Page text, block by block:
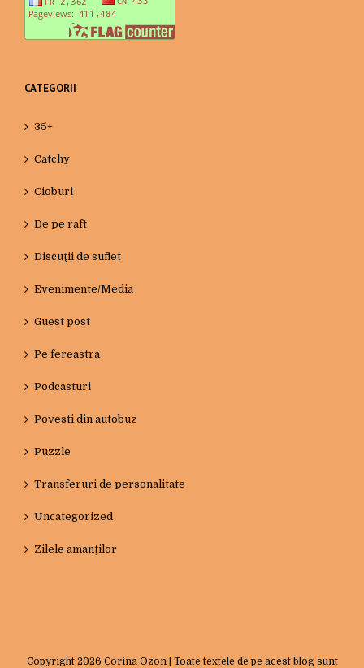
CATEGORII
35+
Catchy
Cioburi
De pe raft
Discuţii de suflet
Evenimente/Media
Guest post
Pe fereastra
Podcasturi
Povesti din autobuz
Puzzle
Transferuri de personalitate
Uncategorized
Zilele amanţilor
Copyright 2026 Corina Ozon | Toate textele de pe acest blog sunt